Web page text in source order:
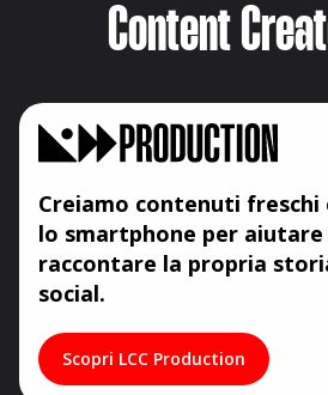
Content
Creiamo contenuti freschi
lo smartphone per aiutare
raccontare la propria
social.
Scopri LCC Production